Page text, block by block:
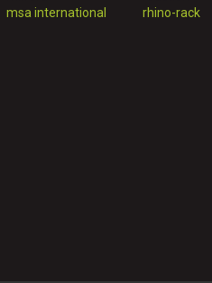
msa international
rhino-rack